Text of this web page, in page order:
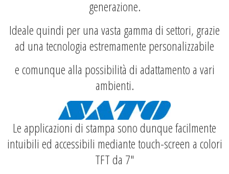
generazione.
Ideale quindi per una vasta gamma di settori, grazie
ad una tecnologia estremamente personalizzabile
e comunque alla possibilità di adattamento a vari
ambienti.
Le applicazioni di stampa sono dunque facilmente
intuibili ed accessibili mediante touch-screen a colori
TFT da 7″